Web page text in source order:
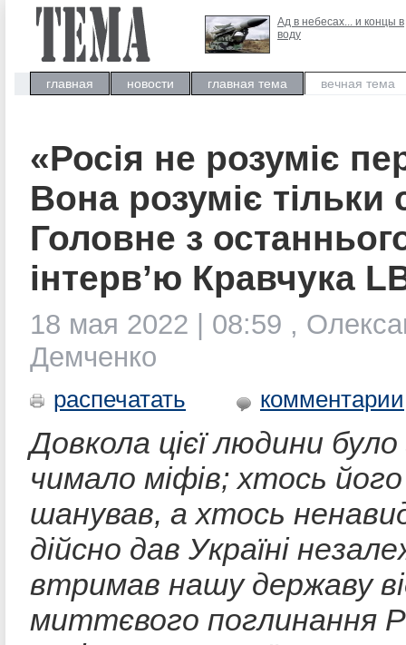
Ад в небесах... и концы в
воду
главная новости главная тема вечная тема
«Росія не розуміє
Вона розуміє тільки
Головне з
інтерв’ю Кравчука
18 мая 2022 | 08:59 ,
Демченко
распечатать комментарии
Довкола цієї людини
чимало міфів; хтось
шанував, а хтось
дійсно дав Україні
втримав нашу державу
миттєвого поглинання